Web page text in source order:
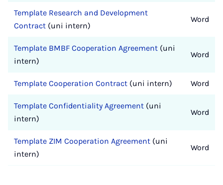
Template Research and Development
Contract (uni intern)
Word
Template BMBF Cooperation Agreement (uni
intern)
Word
Template Cooperation Contract (uni intern) Word
Template Confidentiality Agreement (uni
intern)
Word
Template ZIM Cooperation Agreement (uni
intern)
Word